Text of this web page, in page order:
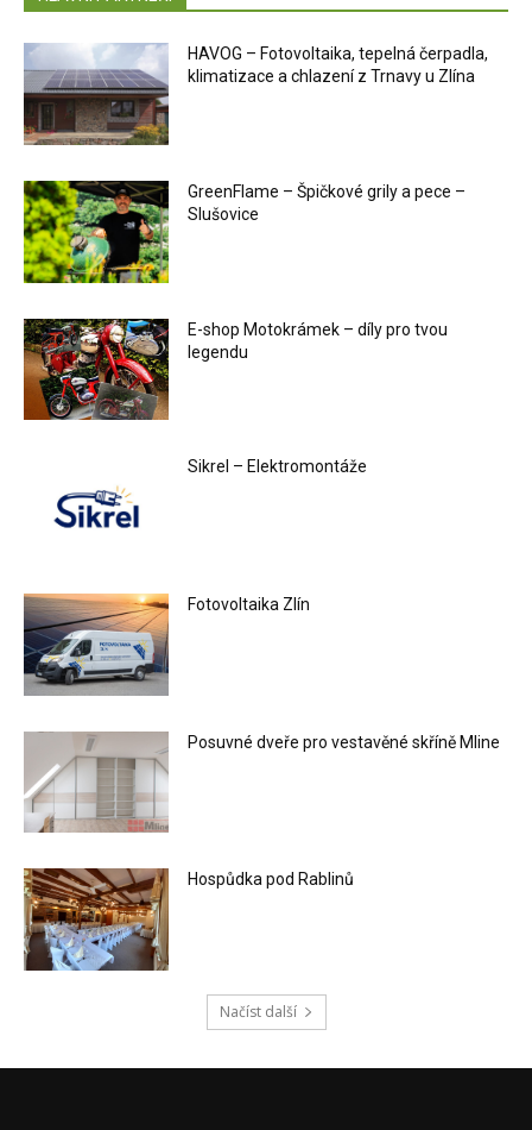
HAVOG – Fotovoltaika, tepelná čerpadla,
klimatizace a chlazení z Trnavy u Zlína
GreenFlame – Špičkové grily a pece –
Slušovice
E-shop Motokrámek – díly pro tvou
legendu
Sikrel – Elektromontáže
Fotovoltaika Zlín
Posuvné dveře pro vestavěné skříně Mline
Hospůdka pod Rablinů
Načíst další